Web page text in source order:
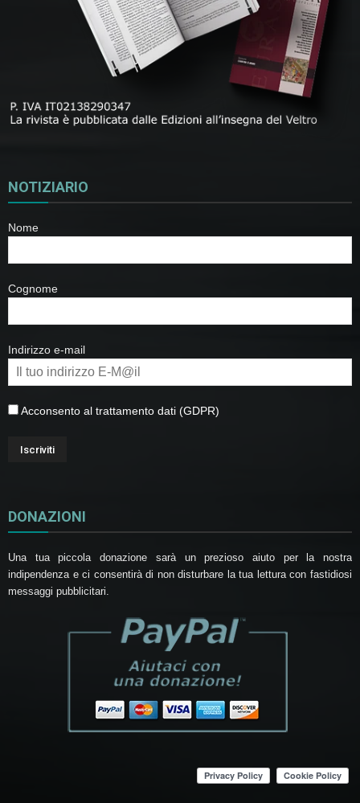
NOTIZIARIO
Nome
Cognome
Indirizzo e-mail
Acconsento al trattamento dati (GDPR)
DONAZIONI
Una tua piccola donazione sarà un prezioso aiuto per la nostra
indipendenza e ci consentirà di non disturbare la tua lettura con fastidiosi
messaggi pubblicitari.